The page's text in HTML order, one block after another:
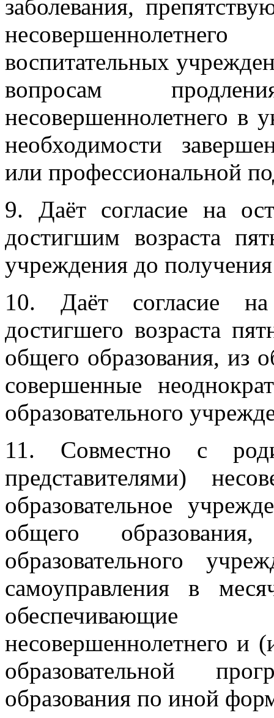
заболевания,
воспитательных
вопросам
несовершеннолетнего в
необходимости
или профессиональной
9. Даёт согласие на
достигшим возраста
учреждения до
10. Даёт согласие на
достигшего возраста
общего образования, из
совершенные
образовательного
11. Совместно с
представителями)
образовательное
общего
образовательного
самоуправления в
обеспечивающие
несовершеннолетнего и
образовательной
образования по иной